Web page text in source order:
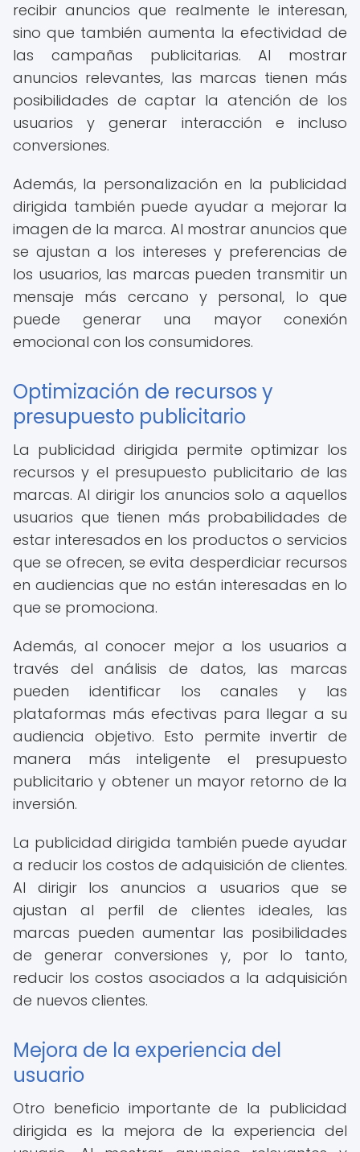
recibir anuncios que realmente le interesan,
sino que también aumenta la efectividad de
las campañas publicitarias. Al mostrar
anuncios relevantes, las marcas tienen más
posibilidades de captar la atención de los
usuarios y generar interacción e incluso
conversiones.
Además, la personalización en la publicidad
dirigida también puede ayudar a mejorar la
imagen de la marca. Al mostrar anuncios que
se ajustan a los intereses y preferencias de
los usuarios, las marcas pueden transmitir un
mensaje más cercano y personal, lo que
puede generar una mayor conexión
emocional con los consumidores.
Optimización de recursos y
presupuesto publicitario
La publicidad dirigida permite optimizar los
recursos y el presupuesto publicitario de las
marcas. Al dirigir los anuncios solo a aquellos
usuarios que tienen más probabilidades de
estar interesados en los productos o servicios
que se ofrecen, se evita desperdiciar recursos
en audiencias que no están interesadas en lo
que se promociona.
Además, al conocer mejor a los usuarios a
través del análisis de datos, las marcas
pueden identificar los canales y las
plataformas más efectivas para llegar a su
audiencia objetivo. Esto permite invertir de
manera más inteligente el presupuesto
publicitario y obtener un mayor retorno de la
inversión.
La publicidad dirigida también puede ayudar
a reducir los costos de adquisición de clientes.
Al dirigir los anuncios a usuarios que se
ajustan al perfil de clientes ideales, las
marcas pueden aumentar las posibilidades
de generar conversiones y, por lo tanto,
reducir los costos asociados a la adquisición
de nuevos clientes.
Mejora de la experiencia del
usuario
Otro beneficio importante de la publicidad
dirigida es la mejora de la experiencia del